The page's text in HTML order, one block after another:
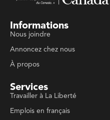
Informations
Nous joindre
Annoncez chez nous
À propos
Services
Travailler à La Liberté
Emplois en français